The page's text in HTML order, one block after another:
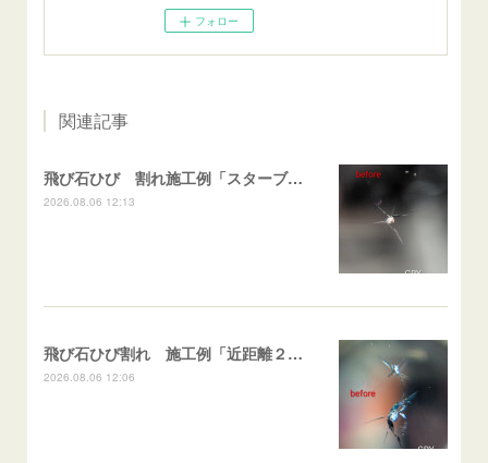
フォロー
関連記事
飛び石ひび 割れ施工例「スターブレイク系」 フリード
2026.08.06 12:13
飛び石ひび割れ 施工例「近距離２箇所・パーシャル系+スターブレイク系」ハイエース
2026.08.06 12:06